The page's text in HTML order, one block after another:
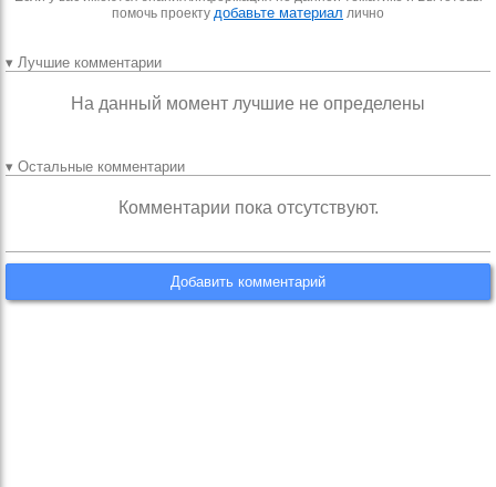
помочь проекту добавьте материал лично
▾ Лучшие комментарии
На данный момент лучшие не определены
▾ Остальные комментарии
Комментарии пока отсутствуют.
Добавить комментарий